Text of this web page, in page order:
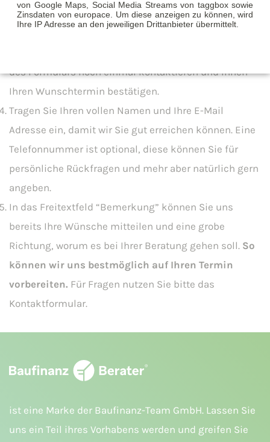
aus.
des Formulars noch einmal kontaktieren und Ihnen
Ihren Wunschtermin bestätigen.
Tragen Sie Ihren vollen Namen und Ihre E-Mail
Adresse ein, damit wir Sie gut erreichen können. Eine
Telefonnummer ist optional, diese können Sie für
persönliche Rückfragen und mehr aber natürlich gern
angeben.
In das Freitextfeld “Bemerkung” können Sie uns
bereits Ihre Wünsche mitteilen und eine grobe
Richtung, worum es bei Ihrer Beratung gehen soll. So
können wir uns bestmöglich auf Ihren Termin
vorbereiten. Für Fragen nutzen Sie bitte das
Kontaktformular.
ist eine Marke der Baufinanz-Team GmbH. Lassen Sie
uns ein Teil ihres Vorhabens werden und greifen Sie
von Google Maps, Social Media Streams von taggbox sowie
Zinsdaten von europace. Um diese anzeigen zu können, wird
Ihre IP Adresse an den jeweiligen Drittanbieter übermittelt.